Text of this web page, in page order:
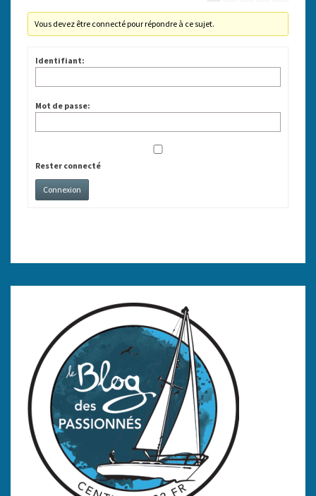
Vous devez être connecté pour répondre à ce sujet.
Identifiant:
Mot de passe:
Rester connecté
Connexion